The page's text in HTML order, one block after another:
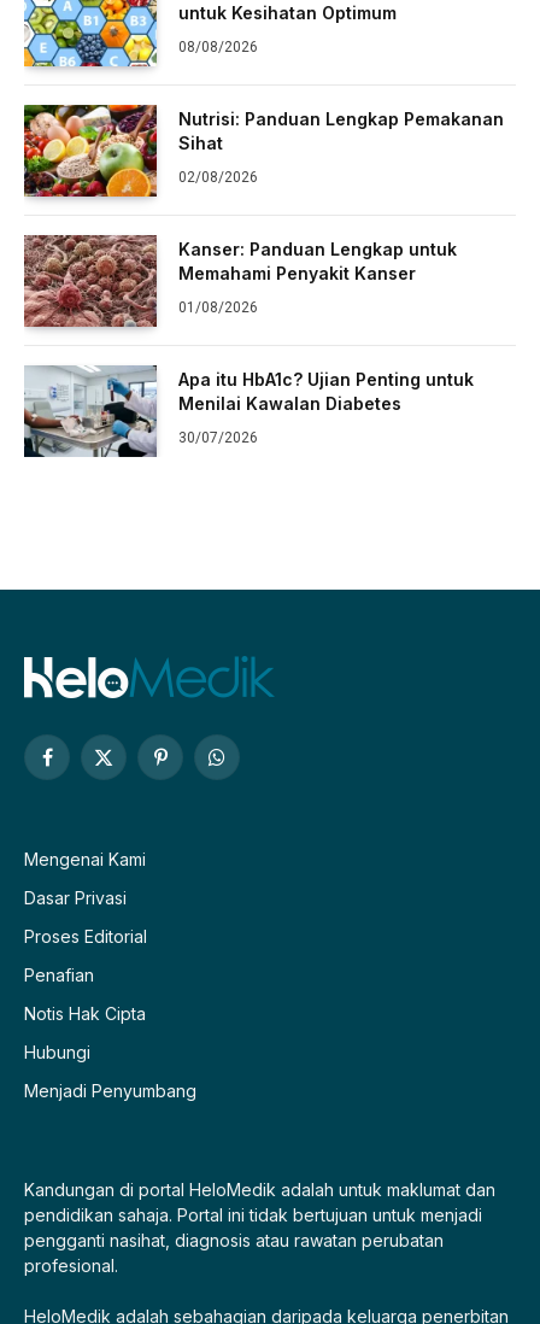
untuk Kesihatan Optimum
08/08/2026
Nutrisi: Panduan Lengkap Pemakanan
Sihat
02/08/2026
Kanser: Panduan Lengkap untuk
Memahami Penyakit Kanser
01/08/2026
Apa itu HbA1c? Ujian Penting untuk
Menilai Kawalan Diabetes
30/07/2026
Facebook
X
PinterestWhatsApp
Mengenai Kami
Dasar Privasi
Proses Editorial
Penafian
Notis Hak Cipta
Hubungi
Menjadi Penyumbang
Kandungan di portal HeloMedik adalah untuk maklumat dan
pendidikan sahaja. Portal ini tidak bertujuan untuk menjadi
pengganti nasihat, diagnosis atau rawatan perubatan
profesional.
HeloMedik adalah sebahagian daripada keluarga penerbitan